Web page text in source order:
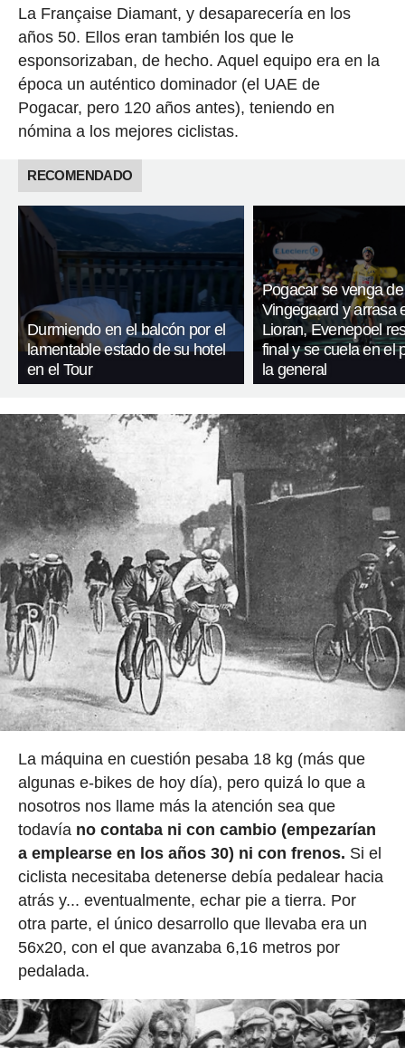
La Française Diamant, y desaparecería en los
años 50. Ellos eran también los que le
esponsorizaban, de hecho. Aquel equipo era en la
época un auténtico dominador (el UAE de
Pogacar, pero 120 años antes), teniendo en
nómina a los mejores ciclistas.
RECOMENDADO
Durmiendo en el balcón por el
lamentable estado de su hotel
en el Tour
Pogacar se venga de
Vingegaard y arrasa
Lioran, Evenepoel
final y se cuela en el
la general
La máquina en cuestión pesaba 18 kg (más que
algunas e-bikes de hoy día), pero quizá lo que a
nosotros nos llame más la atención sea que
todavía no contaba ni con cambio (empezarían
a emplearse en los años 30) ni con frenos. Si el
ciclista necesitaba detenerse debía pedalear hacia
atrás y... eventualmente, echar pie a tierra. Por
otra parte, el único desarrollo que llevaba era un
56x20, con el que avanzaba 6,16 metros por
pedalada.